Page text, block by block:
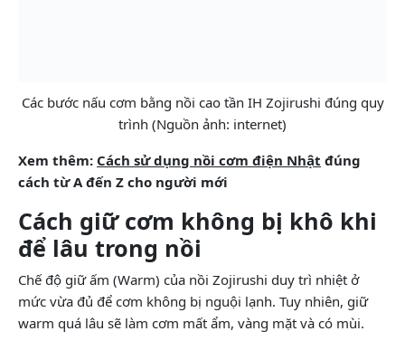
Các bước nấu cơm bằng nồi cao tần IH Zojirushi đúng quy
trình (Nguồn ảnh: internet)
Xem thêm: Cách sử dụng nồi cơm điện Nhật đúng
cách từ A đến Z cho người mới
Cách giữ cơm không bị khô khi
để lâu trong nồi
Chế độ giữ ấm (Warm) của nồi Zojirushi duy trì nhiệt ở
mức vừa đủ để cơm không bị nguội lạnh. Tuy nhiên, giữ
warm quá lâu sẽ làm cơm mất ẩm, vàng mặt và có mùi.